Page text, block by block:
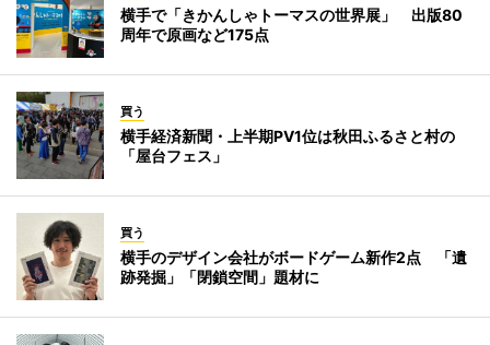
横手で「きかんしゃトーマスの世界展」 出版80
周年で原画など175点
買う
横手経済新聞・上半期PV1位は秋田ふるさと村の
「屋台フェス」
買う
横手のデザイン会社がボードゲーム新作2点 「遺
跡発掘」「閉鎖空間」題材に